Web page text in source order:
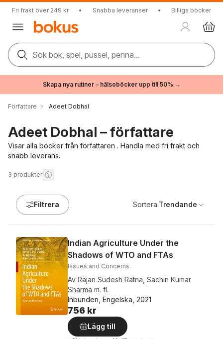
Fri frakt över 249 kr • Snabba leveranser • Billiga böcker
Sök bok, spel, pussel, penna...
Skapa nya rutiner – hälsoböcker upp till 50% →
Författare Adeet Dobhal
Adeet Dobhal – författare
Visar alla böcker från författaren . Handla med fri frakt och
snabb leverans.
3 produkter
Filtrera Sortera:Trendande
Indian Agriculture Under the
Shadows of WTO and FTAs
Issues and Concerns
Av Rajan Sudesh Ratna Sachin Kumar
Sharma m. fl.
Inbunden, Engelska, 2021
756 kr
Lägg till